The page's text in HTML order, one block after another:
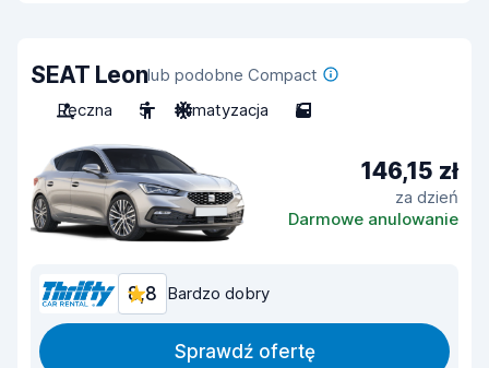
SEAT Leonlub podobne Compact
Ręczna
5 Klimatyzacja 5
146,15 zł
za dzień
Darmowe anulowanie
8,8 Bardzo dobry
Sprawdź ofertę